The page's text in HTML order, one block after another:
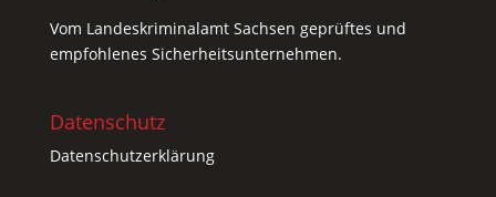
Vom Landeskriminalamt Sachsen geprüftes und
empfohlenes Sicherheitsunternehmen.
Datenschutz
Datenschutzerklärung